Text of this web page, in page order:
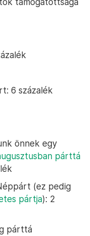
6 százalék
önnek egy
párttá
(ez pedig
pártja): 2
párttá